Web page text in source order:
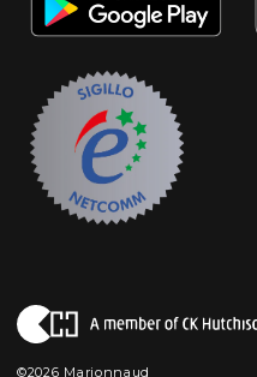
©2026 Marionnaud